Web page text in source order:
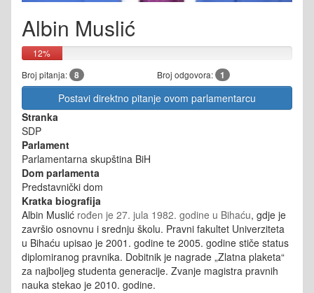
Albin Muslić
12%
Broj pitanja: 8 Broj odgovora: 1
Postavi direktno pitanje ovom parlamentarcu
Stranka
SDP
Parlament
Parlamentarna skupština BiH
Dom parlamenta
Predstavnički dom
Kratka biografija
Albin Muslić rođen je 27. jula 1982. godine u Bihaću, gdje je
završio osnovnu i srednju školu. Pravni fakultet Univerziteta
u Bihaću upisao je 2001. godine te 2005. godine stiče status
diplomiranog pravnika. Dobitnik je nagrade „Zlatna plaketa“
za najboljeg studenta generacije. Zvanje magistra pravnih
nauka stekao je 2010. godine.